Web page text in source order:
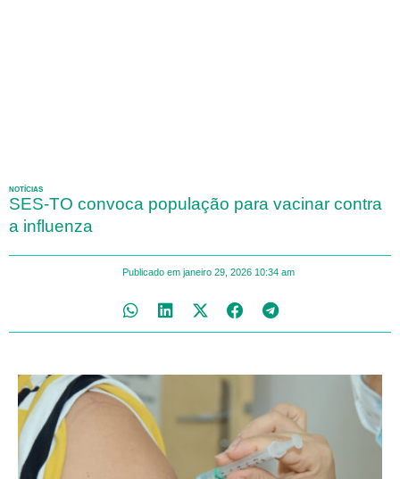
NOTÍCIAS
SES-TO convoca população para vacinar contra
a influenza
Publicado em janeiro 29, 2026 10:34 am